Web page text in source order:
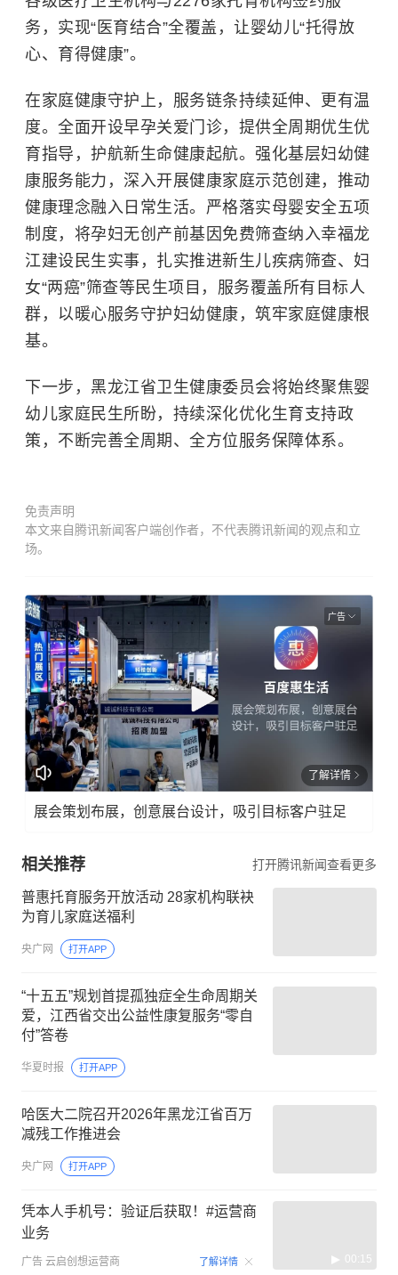
务，实现“医育结合”全覆盖，让婴幼儿“托得放
心、育得健康”。
在家庭健康守护上，服务链条持续延伸、更有温
度。全面开设早孕关爱门诊，提供全周期优生优
育指导，护航新生命健康起航。强化基层妇幼健
康服务能力，深入开展健康家庭示范创建，推动
健康理念融入日常生活。严格落实母婴安全五项
制度，将孕妇无创产前基因免费筛查纳入幸福龙
江建设民生实事，扎实推进新生儿疾病筛查、妇
女“两癌”筛查等民生项目，服务覆盖所有目标人
群，以暖心服务守护妇幼健康，筑牢家庭健康根
基。
下一步，黑龙江省卫生健康委员会将始终聚焦婴
幼儿家庭民生所盼，持续深化优化生育支持政
策，不断完善全周期、全方位服务保障体系。
免责声明
本文来自腾讯新闻客户端创作者，不代表腾讯新闻的观点和立
场。
广告
了解详情
展会策划布展，创意展台设计，吸引目标客户驻足
相关推荐 打开腾讯新闻查看更多
普惠托育服务开放活动 28家机构联袂
为育儿家庭送福利
央广网 打开APP
“十五五”规划首提孤独症全生命周期关
爱，江西省交出公益性康复服务“零自
付”答卷
华夏时报 打开APP
哈医大二院召开2026年黑龙江省百万
减残工作推进会
央广网 打开APP
凭本人手机号：验证后获取！#运营商
业务
广告 云启创想运营商 了解详情 00:15